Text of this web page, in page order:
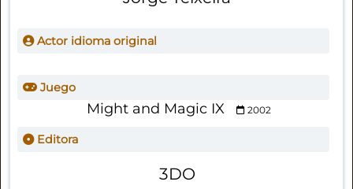
Actor idioma original
Juego
Might and Magic IX 2002
Editora
3DO